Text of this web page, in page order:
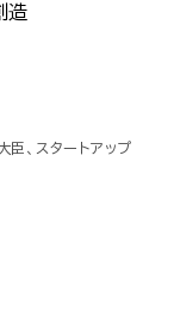
造
、スタートアップ